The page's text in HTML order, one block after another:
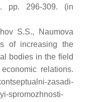
pp. 296-309. (in
S.S., Naumova
of increasing the
bodies in the field
relations.
zasadi-
spromozhnosti-